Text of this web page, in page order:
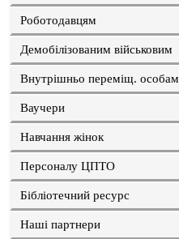
Роботодавцям
Демобілізованим військовим
Внутрішньо переміщ. особам
Ваучери
Навчання жінок
Персоналу ЦПТО
Бібліотечний ресурс
Наші партнери